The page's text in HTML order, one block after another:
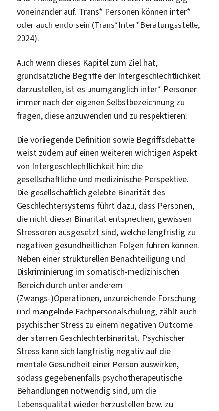
voneinander auf. Trans* Personen können inter*
oder auch endo sein (Trans*Inter*Beratungsstelle,
2024).
Auch wenn dieses Kapitel zum Ziel hat,
grundsätzliche Begriffe der Intergeschlechtlichkeit
darzustellen, ist es unumgänglich inter* Personen
immer nach der eigenen Selbstbezeichnung zu
fragen, diese anzuwenden und zu respektieren.
Die vorliegende Definition sowie Begriffsdebatte
weist zudem auf einen weiteren wichtigen Aspekt
von Intergeschlechtlichkeit hin: die
gesellschaftliche und medizinische Perspektive.
Die gesellschaftlich gelebte Binarität des
Geschlechtersystems führt dazu, dass Personen,
die nicht dieser Binarität entsprechen, gewissen
Stressoren ausgesetzt sind, welche langfristig zu
negativen gesundheitlichen Folgen führen können.
Neben einer strukturellen Benachteiligung und
Diskriminierung im somatisch-medizinischen
Bereich durch unter anderem
(Zwangs-)Operationen, unzureichende Forschung
und mangelnde Fachpersonalschulung, zählt auch
psychischer Stress zu einem negativen Outcome
der starren Geschlechterbinarität. Psychischer
Stress kann sich langfristig negativ auf die
mentale Gesundheit einer Person auswirken,
sodass gegebenenfalls psychotherapeutische
Behandlungen notwendig sind, um die
Lebensqualität wieder herzustellen bzw. zu